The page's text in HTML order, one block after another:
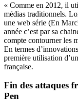
« Comme en 2012, il
médias traditionnels.
une web série (En
année c’est par sa
compte contourner les
En termes
première utilisation
française.
Fin des attaques
Pen